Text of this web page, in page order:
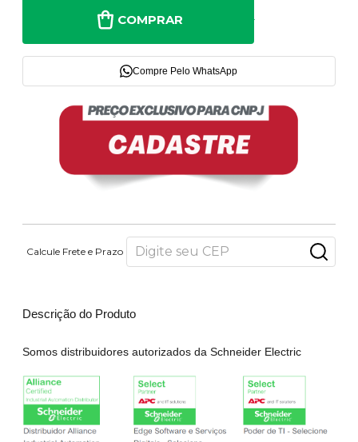
COMPRAR
Compre Pelo WhatsApp
Calcule Frete e Prazo
Descrição do Produto
Somos distribuidores autorizados da Schneider Electric